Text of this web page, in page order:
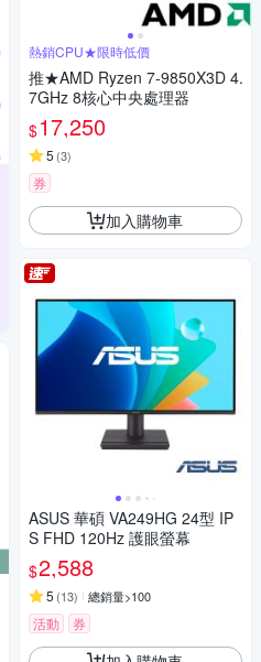
熱銷CPU★限時低價
推★AMD Ryzen 7-9850X3D 4.
7GHz 8核心中央處理器
$17,250
5 (3)
券
加入購物車
ASUS 華碩 VA249HG 24型 IP
S FHD 120Hz 護眼螢幕
$2,588
5 (13) 總銷量>100
活動 券